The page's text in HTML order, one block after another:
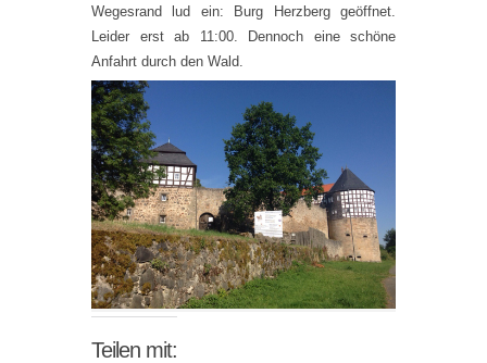
Wegesrand lud ein: Burg Herzberg geöffnet.
Leider erst ab 11:00. Dennoch eine schöne
Anfahrt durch den Wald.
Teilen mit: